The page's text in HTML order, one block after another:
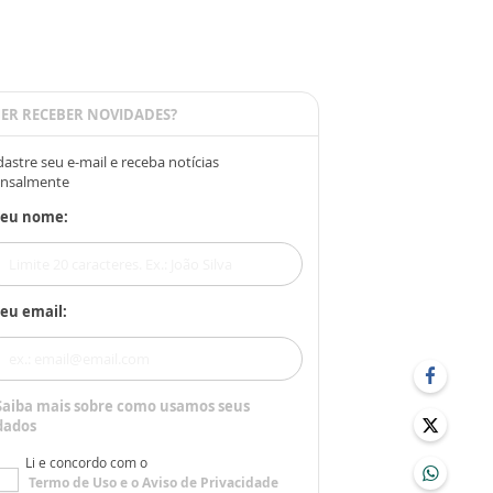
RECEBER NOVIDADES?
seu e-mail e receba notícias
nome:
email:
mais sobre como usamos seus
Li e concordo com o
Termo de Usoe oAviso de Privacidade